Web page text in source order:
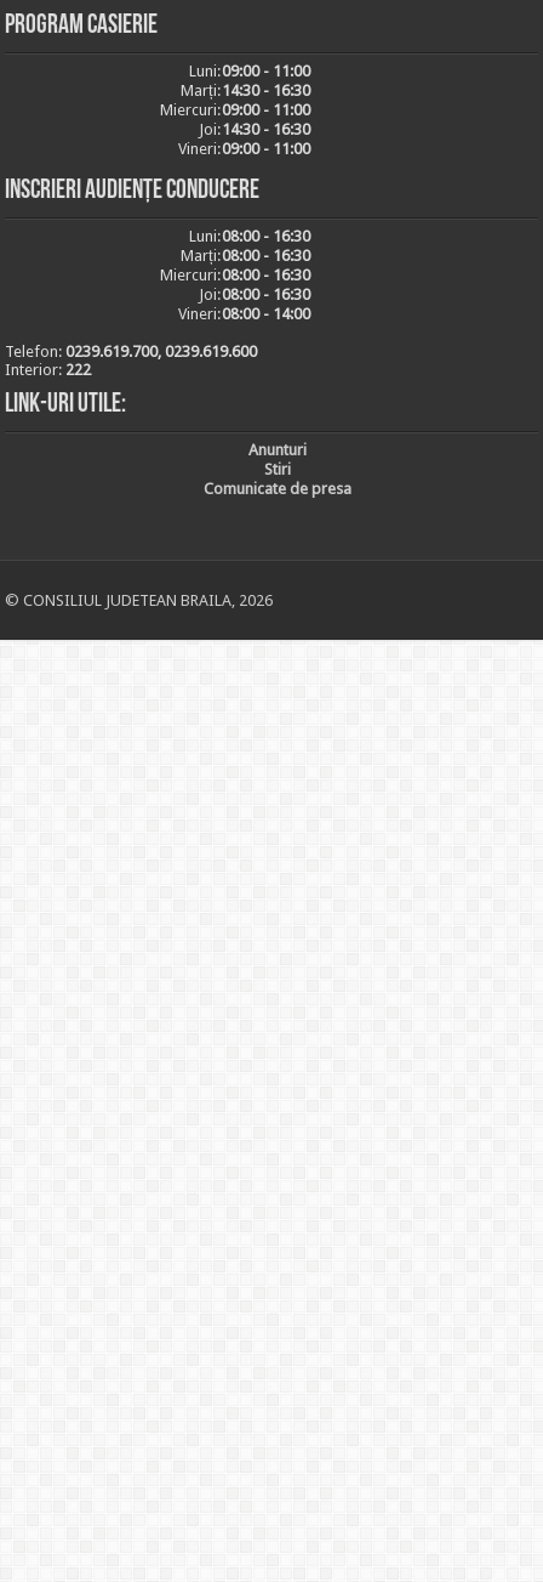
Program casierie
Luni:09:00 - 11:00
Marți:14:30 - 16:30
Miercuri:09:00 - 11:00
Joi:14:30 - 16:30
Vineri:09:00 - 11:00
Inscrieri audiențe conducere
Luni:08:00 - 16:30
Marți:08:00 - 16:30
Miercuri:08:00 - 16:30
Joi:08:00 - 16:30
Vineri:08:00 - 14:00
Telefon:0239.619.700, 0239.619.600
Interior: 222
Link-uri utile:
Anunturi
Stiri
Comunicate de presa
© CONSILIUL JUDETEAN BRAILA, 2026